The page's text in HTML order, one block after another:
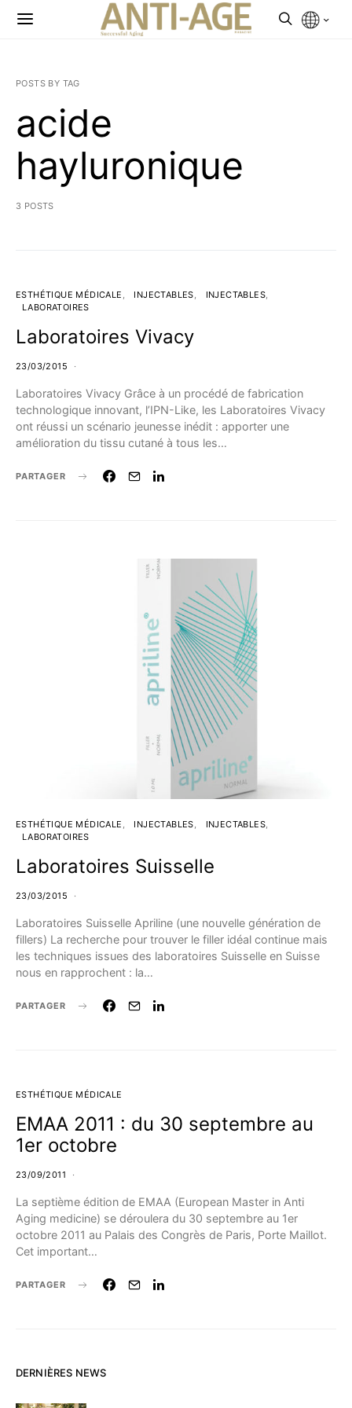
POSTS BY TAG
acide
hayluronique
3 POSTS
ESTHÉTIQUE MÉDICALE INJECTABLES
INJECTABLES
LABORATOIRES
Laboratoires Vivacy
23/03/2015
Laboratoires Vivacy Grâce à un procédé de fabrication
technologique innovant, l’IPN-Like, les Laboratoires Vivacy
ont réussi un scénario jeunesse inédit : apporter une
amélioration du tissu cutané à tous les…
PARTAGER
ESTHÉTIQUE MÉDICALE INJECTABLES
INJECTABLES
LABORATOIRES
Laboratoires Suisselle
23/03/2015
Laboratoires Suisselle Apriline (une nouvelle génération de
fillers) La recherche pour trouver le filler idéal continue mais
les techniques issues des laboratoires Suisselle en Suisse
nous en rapprochent : la…
PARTAGER
ESTHÉTIQUE MÉDICALE
EMAA 2011 : du 30 septembre au
1er octobre
23/09/2011
La septième édition de EMAA (European Master in Anti
Aging medicine) se déroulera du 30 septembre au 1er
octobre 2011 au Palais des Congrès de Paris, Porte Maillot.
Cet important…
PARTAGER
DERNIÈRES NEWS